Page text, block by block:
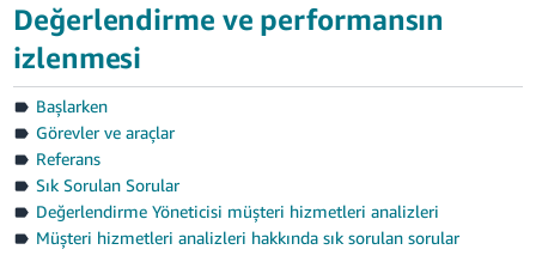
Değerlendirme ve performansın
izlenmesi
Başlarken
Görevler ve araçlar
Referans
Sık Sorulan Sorular
Değerlendirme Yöneticisi müşteri hizmetleri analizleri
Müşteri hizmetleri analizleri hakkında sık sorulan sorular